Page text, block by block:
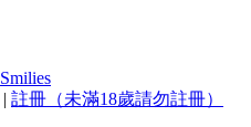
Smilies
| 註冊（未滿18歲請勿註冊）